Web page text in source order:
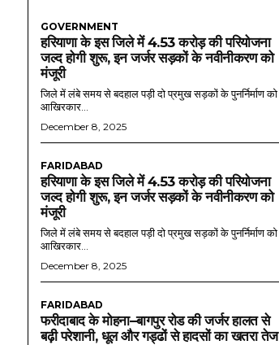
GOVERNMENT
हरियाणा के इस जिले में 4.53 करोड़ की परियोजना
जल्द होगी शुरू, इन जर्जर सड़कों के नवीनीकरण को
मंजूरी
जिले में लंबे समय से बदहाल पड़ी दो प्रमुख सड़कों के पुनर्निर्माण को
आखिरकार...
December 8, 2025
FARIDABAD
हरियाणा के इस जिले में 4.53 करोड़ की परियोजना
जल्द होगी शुरू, इन जर्जर सड़कों के नवीनीकरण को
मंजूरी
जिले में लंबे समय से बदहाल पड़ी दो प्रमुख सड़कों के पुनर्निर्माण को
आखिरकार...
December 8, 2025
FARIDABAD
फरीदाबाद के मोहना–बागपुर रोड की जर्जर हालत से
बढ़ी परेशानी, धूल और गड्ढों से हादसों का खतरा तेज